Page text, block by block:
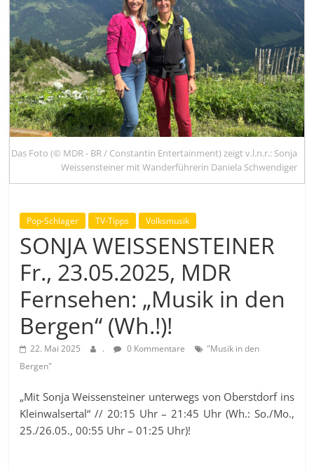
Das Foto (© MDR - BR / Constantin Entertainment) zeigt v.l.n.r.: Sonja
Weissensteiner mit Wanderführerin Daniela Schwendiger
Pop-Schlager TV-Tipps Volksmusik
SONJA WEISSENSTEINER
Fr., 23.05.2025, MDR
Fernsehen: „Musik in den
Bergen“ (Wh.!)!
22. Mai 2025 . 0 Kommentare
"Musik in den
Bergen"
„Mit Sonja Weissensteiner unterwegs von Oberstdorf ins
Kleinwalsertal“ // 20:15 Uhr – 21:45 Uhr (Wh.: So./Mo.,
25./26.05., 00:55 Uhr – 01:25 Uhr)!